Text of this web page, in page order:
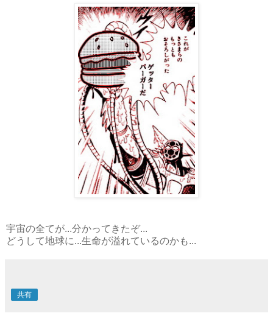
宇宙の全てが...分かってきたぞ...
どうして地球に...生命が溢れているのかも...
共有